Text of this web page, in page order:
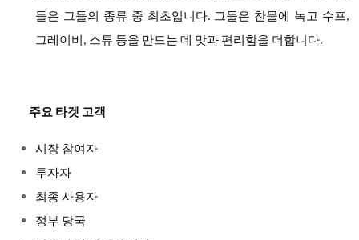
들은 그들의 종류 중 최초입니다. 그들은 찬물에 녹고 수프,
그레이비, 스튜 등을 만드는 데 맛과 편리함을 더합니다.
주요 타겟 고객
시장 참여자
투자자
최종 사용자
정부 당국